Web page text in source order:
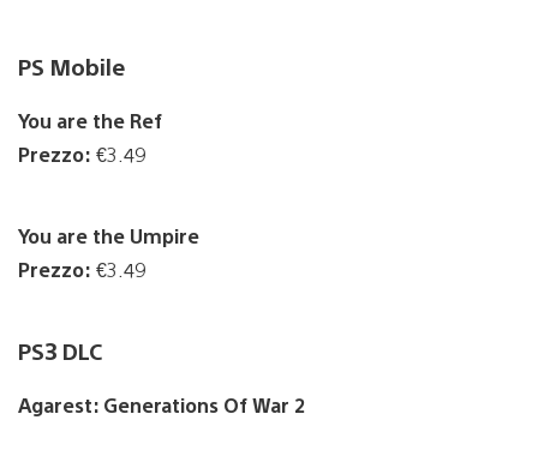
PS Mobile
You are the Ref
Prezzo: €3.49
You are the Umpire
Prezzo: €3.49
PS3 DLC
Agarest: Generations Of War 2